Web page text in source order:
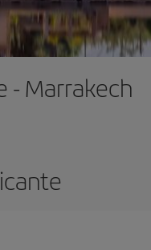
- Marrakech